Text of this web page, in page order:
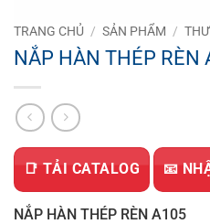
TRANG CHỦ / SẢN PHẨM /
NẮP HÀN THÉP RÈN
📑 TẢI CATALOG 📧
NẮP HÀN THÉP RÈN A105